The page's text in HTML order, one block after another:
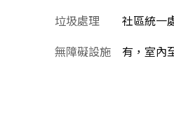
垃圾處理
社區統一
無障礙設施
有，室內